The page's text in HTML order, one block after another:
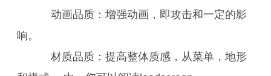
动画品质：增强动画，即攻击和一定的影
响。
材质品质：提高整体质感，从菜单，地形